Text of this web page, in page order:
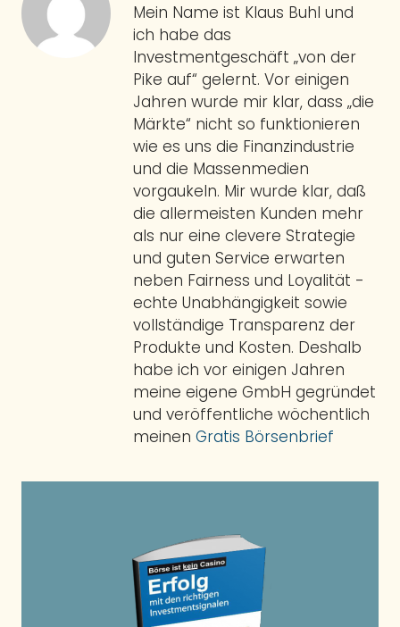
Mein Name ist Klaus Buhl und
ich habe das
Investmentgeschäft „von der
Pike auf“ gelernt. Vor einigen
Jahren wurde mir klar, dass „die
Märkte“ nicht so funktionieren
wie es uns die Finanzindustrie
und die Massenmedien
vorgaukeln. Mir wurde klar, daß
die allermeisten Kunden mehr
als nur eine clevere Strategie
und guten Service erwarten
neben Fairness und Loyalität -
echte Unabhängigkeit sowie
vollständige Transparenz der
Produkte und Kosten. Deshalb
habe ich vor einigen Jahren
meine eigene GmbH gegründet
und veröffentliche wöchentlich
meinen Gratis Börsenbrief